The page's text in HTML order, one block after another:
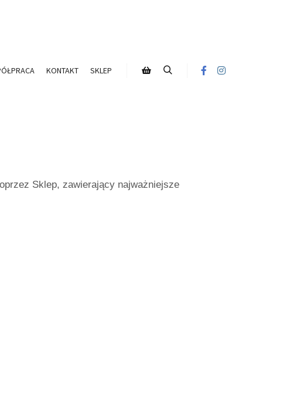
KONTAKT SKLEP
Sklep, zawierający najważniejsze